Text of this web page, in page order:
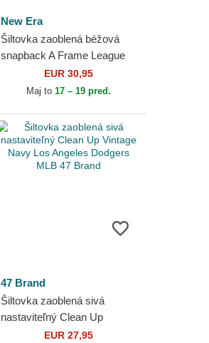
New Era
Šiltovka zaoblená béžová
snapback A Frame League
Essential Los Angeles
Dodgers MLB New Era
EUR 30,95
Maj to 17 – 19 pred.
47 Brand
Šiltovka zaoblená sivá
nastaviteľný Clean Up
Vintage Navy Los Angeles
EUR 27,95